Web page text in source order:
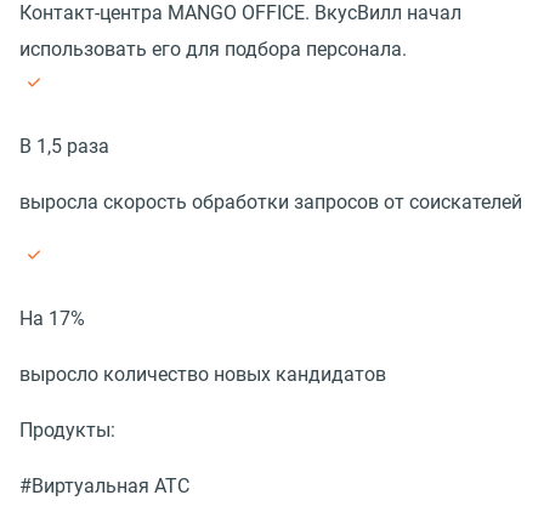
Контакт-центра MANGO OFFICE. ВкусВилл начал
использовать его для подбора персонала.
В 1,5 раза
выросла скорость обработки запросов от соискателей
На 17%
выросло количество новых кандидатов
Продукты:
#Виртуальная АТС